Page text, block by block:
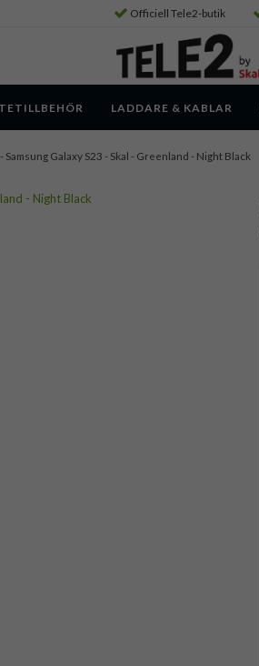
Officiell Tele2-butik
LADDARE & KABLAR
- Samsung Galaxy S23 - Skal - Greenland - Night Black